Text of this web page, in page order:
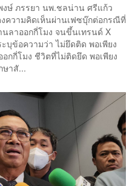
ษ์ ภรรยา นพ.ชลน่าน ศรีแก้ว
ความคิดเห็นผ่านเฟซบุ๊กต่อกรณีที่
ลาออกกี่โมง จนขึ้นเทรนด์ X
บุข้อความว่า ไม่ยึดติด พอเพียง
กกี่โมง ชีวิตที่ไม่ติดยึด พอเพียง
ษาสั...